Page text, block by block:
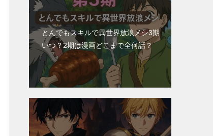
とんでもスキルで異世界放浪メシ3期
いつ？2期は漫画どこまで全何話？